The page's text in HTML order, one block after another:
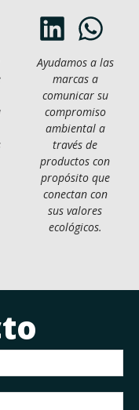
Ayudamos a las
marcas a
comunicar su
compromiso
ambiental a
través de
productos con
propósito que
conectan con
sus valores
ecológicos.